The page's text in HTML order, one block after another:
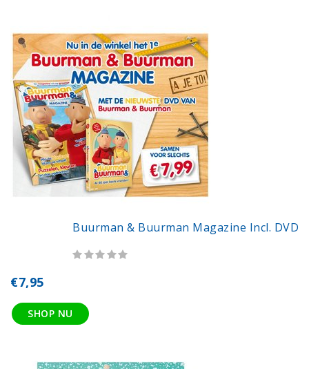
Buurman & Buurman Magazine Incl. DVD
€7,95
SHOP NU